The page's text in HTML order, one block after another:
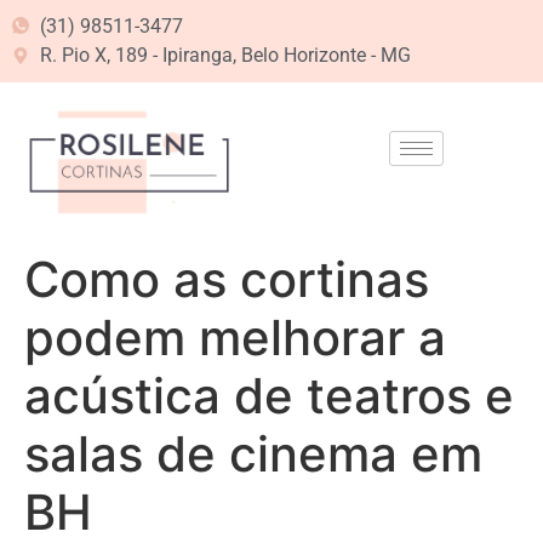
(31) 98511-3477
R. Pio X, 189 - Ipiranga, Belo Horizonte - MG
Como as cortinas
podem melhorar a
acústica de teatros e
salas de cinema em
BH